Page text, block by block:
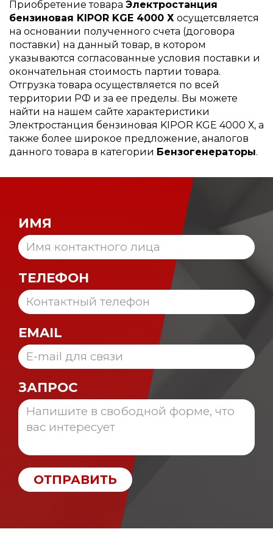
Приобретение товара Электростанция
бензиновая KIPOR KGE 4000 Х осущетсвляется
на основании полученного счета (договора
поставки) на данный товар, в котором
указываются согласованные условия поставки и
окончательная стоимость партии товара.
Отгрузка товара осуществляется по всей
территории РФ и за ее пределы. Вы можете
найти на нашем сайте характеристики
Электростанция бензиновая KIPOR KGE 4000 Х, а
также более широкое предложение, аналогов
данного товара в категории Бензогенераторы.
ИМЯ
ТЕЛЕФОН
EMAIL
ЗАПРОС
ОТПРАВИТЬ